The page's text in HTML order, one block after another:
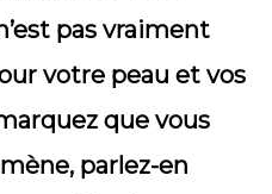
pas vraiment
votre peau et vos
que vous
parlez-en